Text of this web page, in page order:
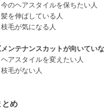
今のヘアスタイルを保ちたい人
髪を伸ばしている人
枝毛が気になる人
メンテナンスカットが向いていな
ヘアスタイルを変えたい人
枝毛がない人
とめ